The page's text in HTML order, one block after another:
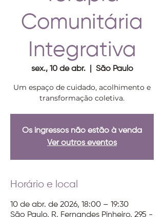
Comunitária
Integrativa
sex., 10 de abr.
  |
São Paulo
Um espaço de cuidado, acolhimento e
transformação coletiva.
Os ingressos não estão à venda
Ver outros eventos
Horário e local
10 de abr. de 2026, 18:00 – 19:30
São Paulo, R. Fernandes Pinheiro, 295 -